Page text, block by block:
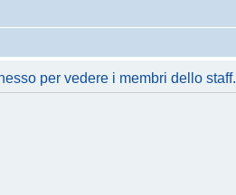
per vedere i membri dello staff.